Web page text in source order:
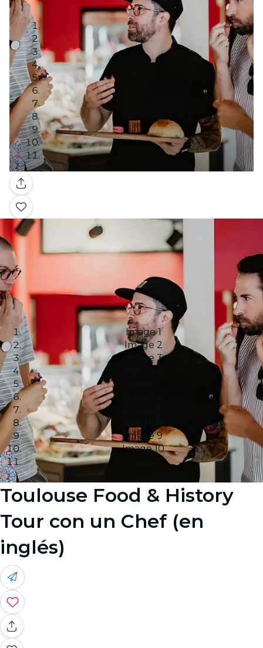
Galería
Image 1
Image 2
Image 3
Image 5
Image 9
Image 10
Image 11
Toulouse Food & History
Tour con un Chef (en
inglés)